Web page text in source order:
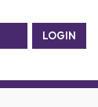
LOGIN